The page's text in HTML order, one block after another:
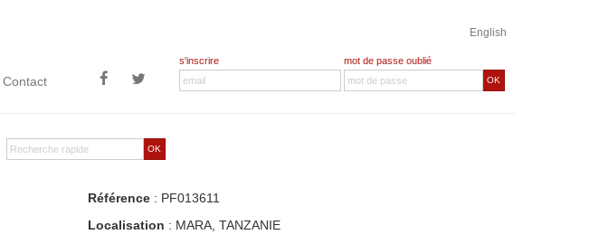
English
Contact
s'inscrire mot de passe oublié
OK
OK
Référence: PF013611
Localisation : MARA, TANZANIE